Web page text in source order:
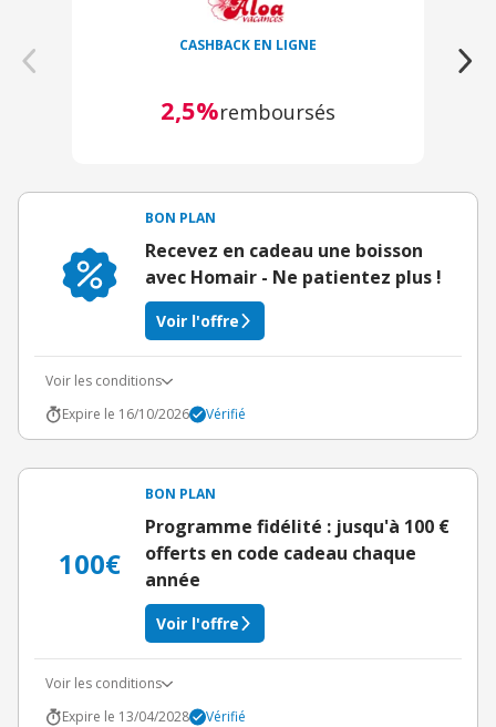
CASHBACK EN LIGNE
2,5%remboursés
BON PLAN
Recevez en cadeau une boisson
avec Homair - Ne patientez plus !
Voir l'offre
Voir les conditions
Expire le 16/10/2026
Vérifié
100€
BON PLAN
Programme fidélité : jusqu'à 100 €
offerts en code cadeau chaque
année
Voir l'offre
Voir les conditions
Expire le 13/04/2028
Vérifié